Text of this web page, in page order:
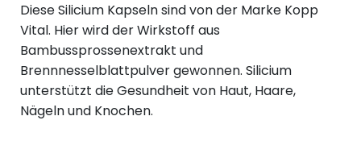
Diese Silicium Kapseln sind von der Marke Kopp
Vital. Hier wird der Wirkstoff aus
Bambussprossenextrakt und
Brennnesselblattpulver gewonnen. Silicium
unterstützt die Gesundheit von Haut, Haare,
Nägeln und Knochen.